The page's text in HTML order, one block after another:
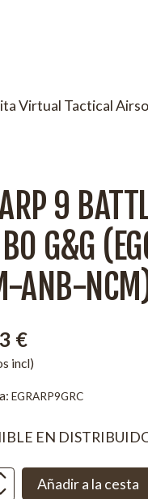
Virtual Tactical
9
G&G
ANB-
€
incl)
EGRARP9GRC
EN
Añadir a la cesta